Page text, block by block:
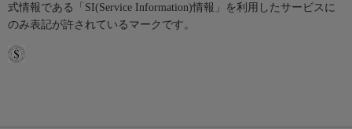
式情報である「SI(Service Information)情報」を利用したサービスに
のみ表記が許されているマークです。